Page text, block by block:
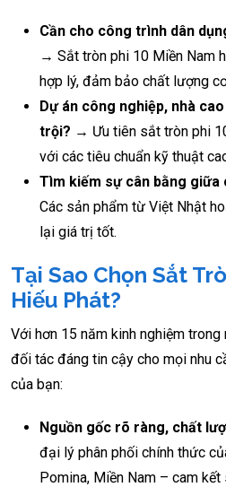
Cần cho công trình dân
→ Sắt tròn phi 10 Miền Nam
hợp lý, đảm bảo chất lượng
Dự án công nghiệp, nhà
trội? → Ưu tiên sắt tròn phi
với các tiêu chuẩn kỹ thuật
Tìm kiếm sự cân bằng giữa
Các sản phẩm từ Việt Nhật
lại giá trị tốt.
Tại Sao Chọn Sắt
Hiếu Phát?
Với hơn 15 năm kinh nghiệm trong
đối tác đáng tin cậy cho mọi nhu
của bạn:
Nguồn gốc rõ ràng, chất
đại lý phân phối chính thức
Pomina, Miền Nam – cam